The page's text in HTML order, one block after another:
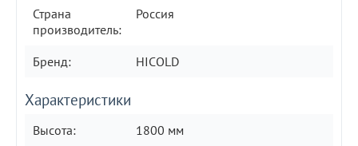
Страна
производитель:
Россия
Бренд: HICOLD
Характеристики
Высота:
1800 мм